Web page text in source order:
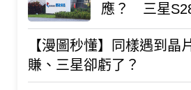
應？ 三星
DDI報價
【漫圖秒懂】同樣遇到
賺、三星卻虧了？